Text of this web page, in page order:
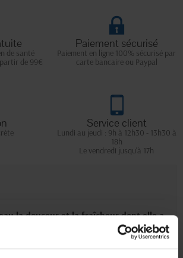
de santé
de 99€
Paiement sécurisé
Paiement en ligne 100% sécurisé par
carte bancaire ou Paypal
Service client
Lundi au jeudi : 9h à 12h30 - 13h30 à
18h
Le vendredi jusqu'à 17h
la douceur et la fraîcheur dont elle a
douche dermo-nettoyant
certifié BIO et formulé à partir de
d’origine naturelle.